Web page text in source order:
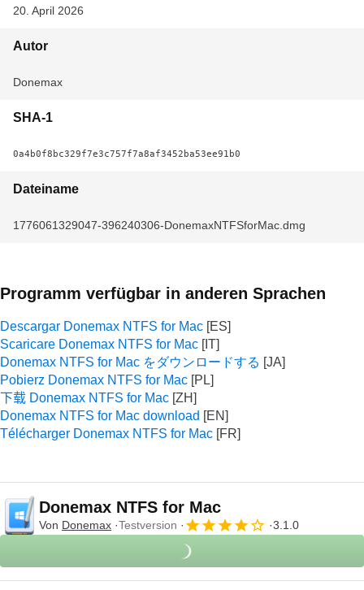
20. April 2026
Autor
Donemax
SHA-1
0a4b0f8bc329f7e3c757f7a8af3452ba53ee91b0
Dateiname
1776061329047-396240306-DonemaxNTFSforMac.dmg
Programm verfügbar in anderen Sprachen
Descargar Donemax NTFS for Mac
Scaricare Donemax NTFS for Mac
Donemax NTFS for Mac をダウンロードする
Pobierz Donemax NTFS for Mac
下载 Donemax NTFS for Mac
Donemax NTFS for Mac download
Télécharger Donemax NTFS for Mac
Donemax NTFS for Mac
Von Donemax Testversion 3.1.0